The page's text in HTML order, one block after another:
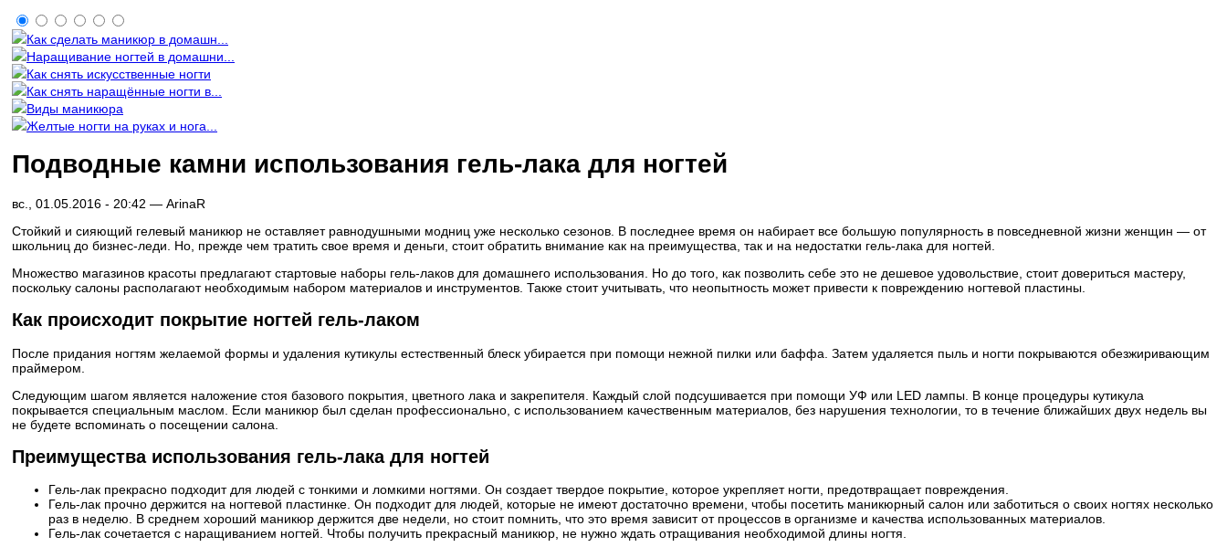
Как сделать маникюр в домашн...
Наращивание ногтей в домашни...
Как снять искусственные ногти
Как снять наращённые ногти в...
Виды маникюра
Желтые ногти на руках и нога...
Подводные камни использования гель-лака для ногтей
вс., 01.05.2016 - 20:42 — ArinaR
Стойкий и сияющий гелевый маникюр не оставляет равнодушными модниц уже несколько сезонов. В последнее время он набирает все большую популярность в повседневной жизни женщин — от
школьниц до бизнес-леди. Но, прежде чем тратить свое время и деньги, стоит обратить внимание как на преимущества, так и на недостатки гель-лака для ногтей.
Множество магазинов красоты предлагают стартовые наборы гель-лаков для домашнего использования. Но до того, как позволить себе это не дешевое удовольствие, стоит довериться мастеру,
поскольку салоны располагают необходимым набором материалов и инструментов. Также стоит учитывать, что неопытность может привести к повреждению ногтевой пластины.
Как происходит покрытие ногтей гель-лаком
После придания ногтям желаемой формы и удаления кутикулы естественный блеск убирается при помощи нежной пилки или баффа. Затем удаляется пыль и ногти покрываются обезжиривающим
праймером.
Следующим шагом является наложение стоя базового покрытия, цветного лака и закрепителя. Каждый слой подсушивается при помощи УФ или LED лампы. В конце процедуры кутикула
покрывается специальным маслом. Если маникюр был сделан профессионально, с использованием качественным материалов, без нарушения технологии, то в течение ближайших двух недель вы
не будете вспоминать о посещении салона.
Преимущества использования гель-лака для ногтей
Гель-лак прекрасно подходит для людей с тонкими и ломкими ногтями. Он создает твердое покрытие, которое укрепляет ногти, предотвращает повреждения.
Гель-лак прочно держится на ногтевой пластинке. Он подходит для людей, которые не имеют достаточно времени, чтобы посетить маникюрный салон или заботиться о своих ногтях несколько
раз в неделю. В среднем хороший маникюр держится две недели, но стоит помнить, что это время зависит от процессов в организме и качества использованных материалов.
Гель-лак сочетается с наращиванием ногтей. Чтобы получить прекрасный маникюр, не нужно ждать отращивания необходимой длины ногтя.